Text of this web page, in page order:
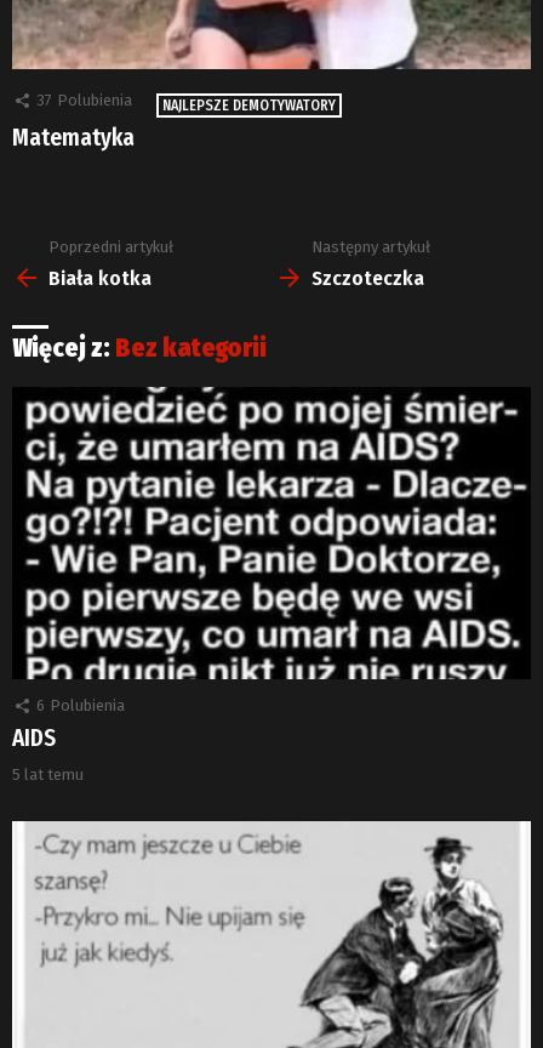
37 Polubienia NAJLEPSZE DEMOTYWATORY
Matematyka
Zobacz
więcej
Poprzedni artykuł
Biała kotka
Następny artykuł
Szczoteczka
Więcej z: Bez kategorii
6 Polubienia
AIDS
5 lat temu